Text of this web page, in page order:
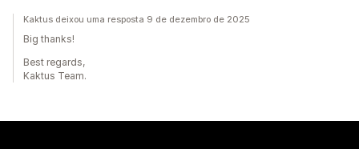
Kaktus deixou uma resposta 9 de dezembro de 2025
Big thanks!
Best regards,
Kaktus Team.